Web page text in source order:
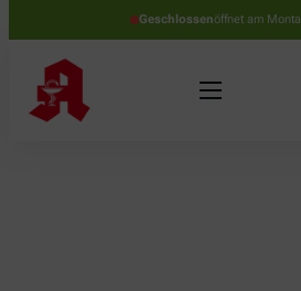
Geschlossenöffnet am